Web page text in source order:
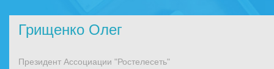
Грищенко Олег
Президент Ассоциации "Ростелесеть"